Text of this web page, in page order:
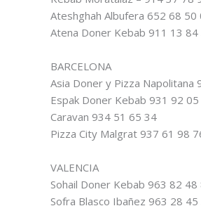
Ateshghah Albufera 652 68 50
Atena Doner Kebab 911 13 84
BARCELONA
Asia Doner y Pizza Napolitana
Espak Doner Kebab 931 92
Caravan 934 51 65 34
Pizza City Malgrat 937 61 98
VALENCIA
Sohail Doner Kebab 963 82 48
Sofra Blasco Ibañez 963 28 45